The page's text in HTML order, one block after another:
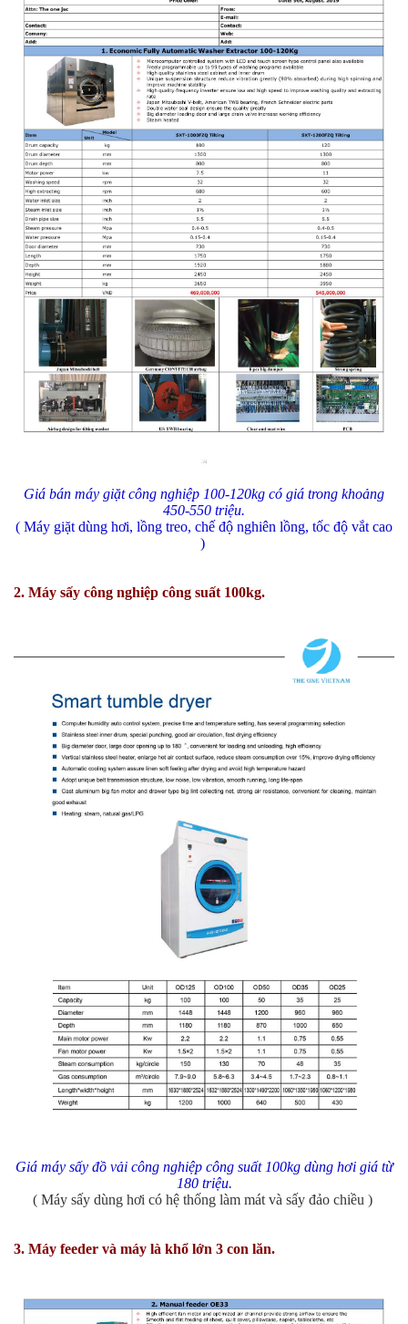
Giá bán máy giặt công nghiệp 100-120kg có giá trong khoảng
450-550 triệu.
( Máy giặt dùng hơi, lồng treo, chế độ nghiên lồng, tốc độ vắt cao
)
2. Máy sấy công nghiệp công suất 100kg.
Giá máy sấy đồ vải công nghiệp công suất 100kg dùng hơi giá từ
180 triệu.
( Máy sấy dùng hơi có hệ thống làm mát và sấy đảo chiều )
3. Máy feeder và máy là khổ lớn 3 con lăn.